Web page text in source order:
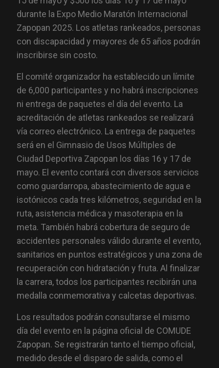
durante la Expo Medio Maratón Internacional
Zapopan 2025. Los atletas rankeados, personas
con discapacidad y mayores de 65 años podrán
inscribirse sin costo.
El comité organizador ha establecido un límite
de 6,000 participantes y no habrá inscripciones
ni entrega de paquetes el día del evento. La
acreditación de atletas rankeados se realizará
vía correo electrónico. La entrega de paquetes
será en el Gimnasio de Usos Múltiples de
Ciudad Deportiva Zapopan los días 16 y 17 de
mayo. El evento contará con diversos servicios
como guardarropa, abastecimiento de agua e
isotónicos cada tres kilómetros, seguridad en la
ruta, asistencia médica y masoterapia en la
meta. También habrá cobertura de seguro de
accidentes personales válido durante el evento,
sanitarios en puntos estratégicos y una zona de
recuperación con hidratación y fruta. Al finalizar
la carrera, todos los participantes recibirán una
medalla conmemorativa y calcetas deportivas.
Los resultados podrán consultarse el mismo
día del evento en la página oficial de COMUDE
Zapopan. Se registrarán tanto el tiempo oficial,
medido desde el disparo de salida, como el